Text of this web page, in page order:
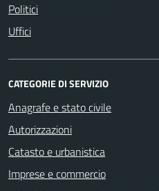
Politici
Uffici
CATEGORIE DI SERVIZIO
Anagrafe e stato civile
Autorizzazioni
Catasto e urbanistica
Imprese e commercio